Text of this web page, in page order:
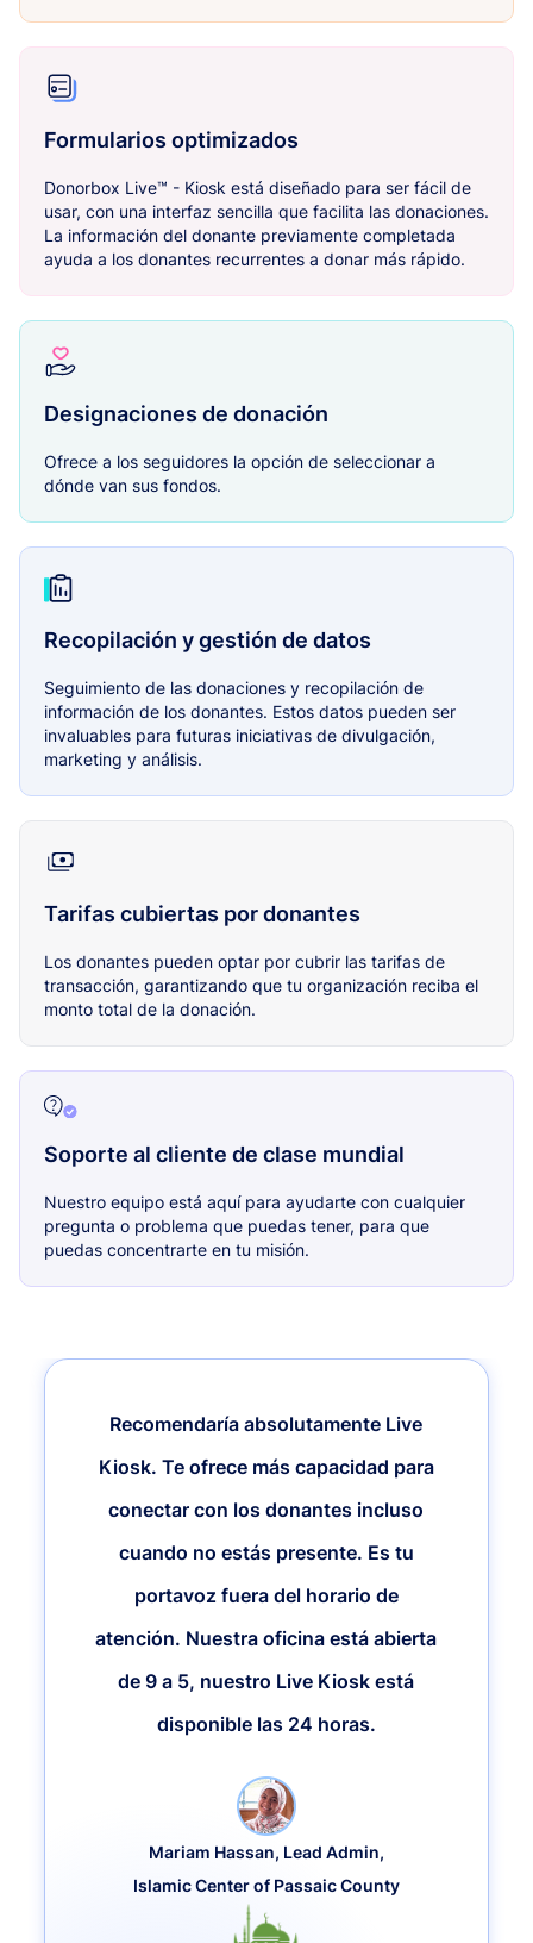
Formularios optimizados
Donorbox Live™ - Kiosk está diseñado para ser fácil de
usar, con una interfaz sencilla que facilita las donaciones.
La información del donante previamente completada
ayuda a los donantes recurrentes a donar más rápido.
Designaciones de donación
Ofrece a los seguidores la opción de seleccionar a
dónde van sus fondos.
Recopilación y gestión de datos
Seguimiento de las donaciones y recopilación de
información de los donantes. Estos datos pueden ser
invaluables para futuras iniciativas de divulgación,
marketing y análisis.
Tarifas cubiertas por donantes
Los donantes pueden optar por cubrir las tarifas de
transacción, garantizando que tu organización reciba el
monto total de la donación.
Soporte al cliente de clase mundial
Nuestro equipo está aquí para ayudarte con cualquier
pregunta o problema que puedas tener, para que
puedas concentrarte en tu misión.
Recomendaría absolutamente Live
Kiosk. Te ofrece más capacidad para
conectar con los donantes incluso
cuando no estás presente. Es tu
portavoz fuera del horario de
atención. Nuestra oficina está abierta
de 9 a 5, nuestro Live Kiosk está
disponible las 24 horas.
Mariam Hassan, Lead Admin,
Islamic Center of Passaic County